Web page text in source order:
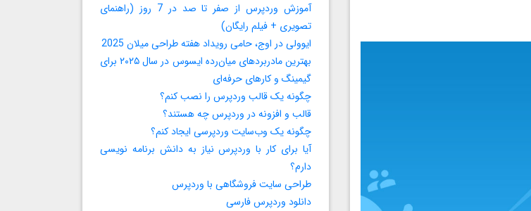
آموزش وردپرس از صفر تا صد در 7 روز (راهنمای
تصویری + فیلم رایگان)
ایوولی در اوج، حامی رویداد هفته طراحی میلان 2025
بهترین مادربردهای میان‌رده ایسوس در سال ۲۰۲۵ برای
گیمینگ و کارهای حرفه‌ای
چگونه یک قالب وردپرس را نصب کنم؟
قالب و افزونه در وردپرس چه هستند؟
چگونه یک وب‌سایت وردپرسی ایجاد کنم؟
آیا برای کار با وردپرس نیاز به دانش برنامه‌ نویسی
دارم؟
طراحی سایت فروشگاهی با وردپرس
دانلود وردپرس فارسی